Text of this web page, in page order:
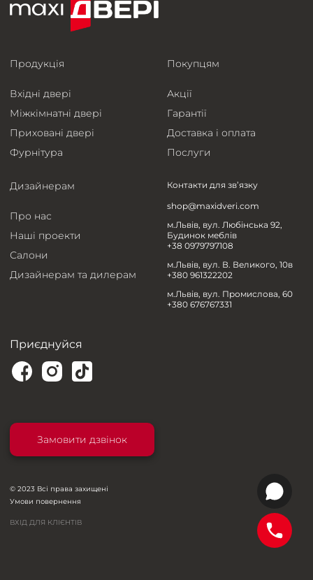
Продукція
Вхідні двері
Міжкімнатні двері
Приховані двері
Фурнітура
Покупцям
Акції
Гарантії
Доставка і оплата
Послуги
Дизайнерам
Про нас
Наші проекти
Салони
Дизайнерам та дилерам
Контакти для зв’язку
shop@maxidveri.com
м.Львів, вул. Любінська 92,
Будинок меблів
+38 0979797108
м.Львів, вул. В. Великого, 10в
+380 961322202
м.Львів, вул. Промислова, 60
+380 676767331
Приєднуйся
Замовити дзвінок
© 2023 Всі права захищені
Умови повернення
ВХІД ДЛЯ КЛІЄНТІВ